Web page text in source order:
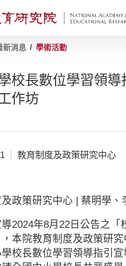
新消息 / 學術活動
校長數位學習領導
作坊
教育制度及政策研究中心
政策研究中心 | 蔡明學、
年8月22日公告之「
本院教育制度及政策研
校長數位學習領導指引